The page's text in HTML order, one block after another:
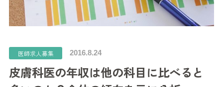
医師求人募集 2016.8.24
皮膚科医の年収は他の科目に比べると